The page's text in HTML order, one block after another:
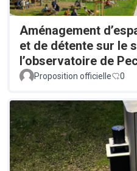
Aménagement
et de détente sur le
l’observatoire de
Proposition officielle 0